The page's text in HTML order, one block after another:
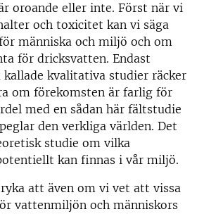
oroande eller inte. Först när vi
och toxicitet kan vi säga
människa och miljö och om
för dricksvatten. Endast
kallade kvalitativa studier räcker
om förekomsten är farlig för
med en sådan här fältstudie
den verkliga världen. Det
studie om vilka
kan finnas i vår miljö.
att även om vi vet att vissa
vattenmiljön och människors